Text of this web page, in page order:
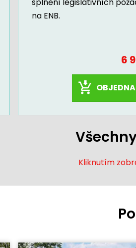
na ENB.
6
Kliknutím